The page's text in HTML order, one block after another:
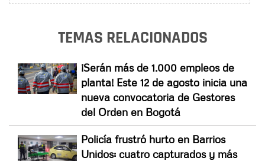
TEMAS RELACIONADOS
¡Serán más de 1.000 empleos de
planta! Este 12 de agosto inicia una
nueva convocatoria de Gestores
del Orden en Bogotá
Policía frustró hurto en Barrios
Unidos: cuatro capturados y más